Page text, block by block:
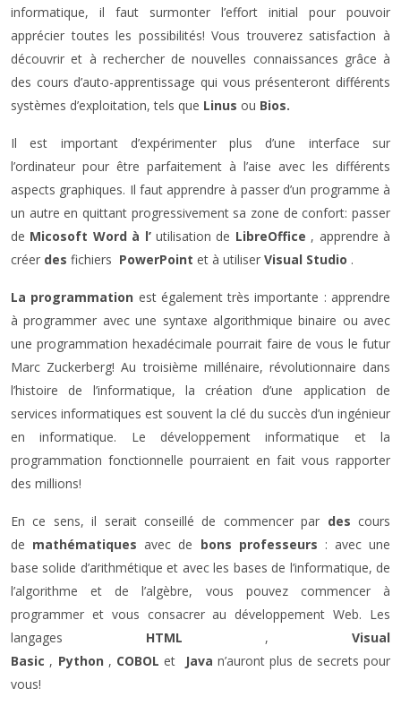
informatique, il faut surmonter l’effort initial pour pouvoir
apprécier toutes les possibilités! Vous trouverez satisfaction à
découvrir et à rechercher de nouvelles connaissances grâce à
des cours d’auto-apprentissage qui vous présenteront différents
systèmes d’exploitation, tels que Linus ou Bios.
Il est important d’expérimenter plus d’une interface sur
l’ordinateur pour être parfaitement à l’aise avec les différents
aspects graphiques. Il faut apprendre à passer d’un programme à
un autre en quittant progressivement sa zone de confort: passer
de Micosoft Word à l’utilisation de LibreOffice , apprendre à
créer des fichiers PowerPoint et à utiliser Visual Studio .
La programmation est également très importante : apprendre
à programmer avec une syntaxe algorithmique binaire ou avec
une programmation hexadécimale pourrait faire de vous le futur
Marc Zuckerberg! Au troisième millénaire, révolutionnaire dans
l’histoire de l’informatique, la création d’une application de
services informatiques est souvent la clé du succès d’un ingénieur
en informatique. Le développement informatique et la
programmation fonctionnelle pourraient en fait vous rapporter
des millions!
En ce sens, il serait conseillé de commencer par des cours
de mathématiques avec de bons professeurs : avec une
base solide d’arithmétique et avec les bases de l’informatique, de
l’algorithme et de l’algèbre, vous pouvez commencer à
programmer et vous consacrer au développement Web. Les
langages HTML ,Visual
Basic , Python , COBOL et Java n’auront plus de secrets pour
vous!